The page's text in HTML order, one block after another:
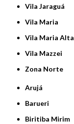
Vila Jaraguá
Vila Maria
Vila Maria Alta
Vila Mazzei
Zona Norte
Arujá
Barueri
Biritiba Mirim